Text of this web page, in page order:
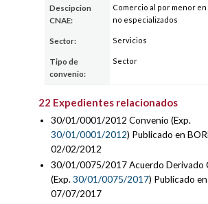
Descipcion
CNAE:
Comercio al por menor
no especializados
Sector: Servicios
Tipo de
convenio:
Sector
22 Expedientes relacionados
30/01/0001/2012 Convenio (Exp.
30/01/0001/2012) Publicado en
02/02/2012
30/01/0075/2017 Acuerdo Derivado
(Exp.30/01/0075/2017) Publicado
07/07/2017